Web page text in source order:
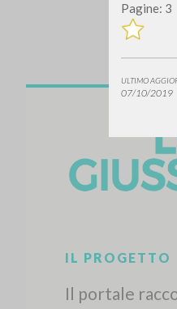
Pagine: 3
ULTIMO
07/10/2019